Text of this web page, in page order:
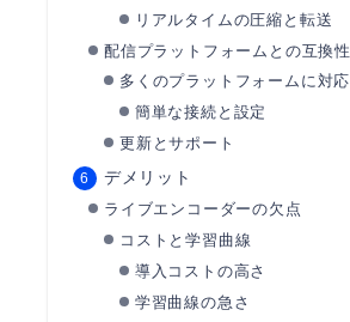
リアルタイムの圧縮と転送
配信プラットフォームとの互換性
多くのプラットフォームに対応
簡単な接続と設定
更新とサポート
デメリット
ライブエンコーダーの欠点
コストと学習曲線
導入コストの高さ
学習曲線の急さ